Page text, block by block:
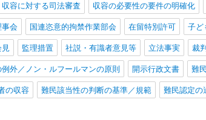
収容に対する司法審査 収容の必要性の要件の明確化
事会 国連恣意的拘禁作業部会 在留特別許可 子ど
監理措置 社説・有識者意見等 立法事実 裁
外／ノン・ルフールマンの原則 開示行政文書 難
の収容 難民該当性の判断の基準／規範 難民認定の